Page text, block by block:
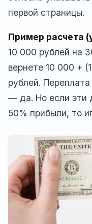
первой страницы.
Пример расчета
10 000 рублей на
вернете 10 000 +
рублей.
— да. Но если эти
50% прибыли, то